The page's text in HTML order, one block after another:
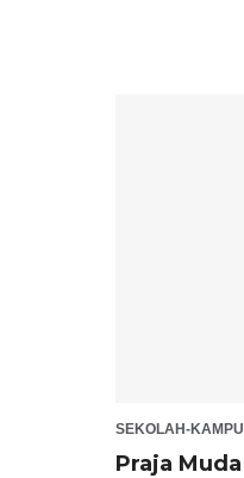
SEKOLAH-
Praja